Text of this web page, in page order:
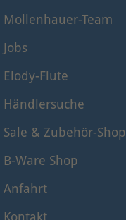
Mollenhauer-Team
Jobs
Elody-Flute
Händlersuche
Sale & Zubehör-Shop
B-Ware Shop
Anfahrt